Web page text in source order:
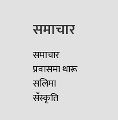
समाचार
समाचार
प्रवासमा थारू
सलिमा
सँस्कृति